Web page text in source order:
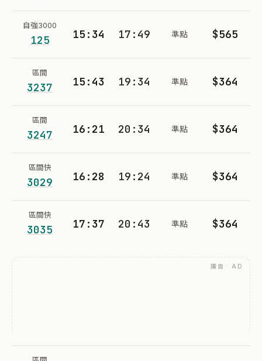
自強3000
125 15:34 17:49 準點 $565
區間
3237 15:43 19:34 準點 $364
區間
3247 16:21 20:34 準點 $364
區間快
3029 16:28 19:24 準點 $364
區間快
3035 17:37 20:43 準點 $364
廣告 · AD